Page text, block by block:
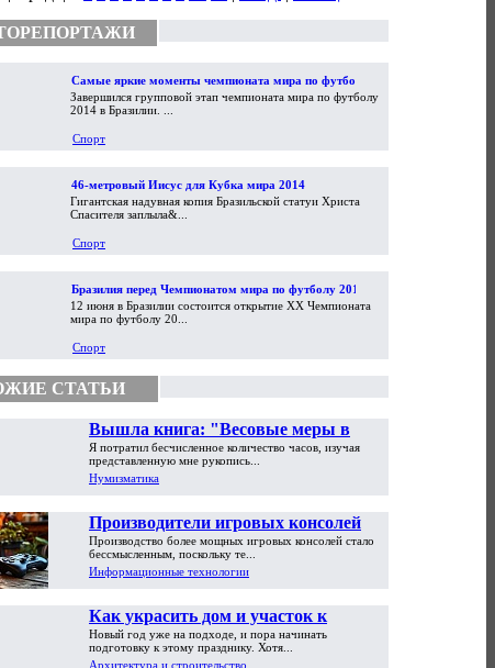
Самые яркие моменты чемпионата мира по футболу
2014
Завершился групповой этап чемпионата мира по футболу
2014 в Бразилии. ...
Спорт
46-метровый Иисус для Кубка мира 2014
Гигантская надувная копия Бразильской статуи Христа
Спасителя заплыла&...
Спорт
Бразилия перед Чемпионатом мира по футболу 2014
12 июня в Бразилии состоится открытие XX Чемпионата
мира по футболу 20...
Спорт
СТАТЬИ
Вышла книга: "Весовые меры в
торговой практике Античности и
Средневековья"
Я потратил бесчисленное количество часов, изучая
представленную мне рукопись...
Нумизматика
Производители игровых консолей
достигли предела возможностей
Производство более мощных игровых консолей стало
бессмысленным, поскольку те...
Информационные технологии
Как украсить дом и участок к
Новому году
Новый год уже на подходе, и пора начинать
подготовку к этому празднику. Хотя...
Архитектура и строительство